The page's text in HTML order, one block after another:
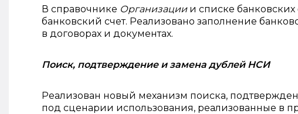
В справочнике Организациии списке
банковский счет. Реализовано заполнение
в договорах и документах.
Поиск, подтверждение и замена дублей НСИ
Реализован новый механизм поиска,
под сценарии использования, реализованные в